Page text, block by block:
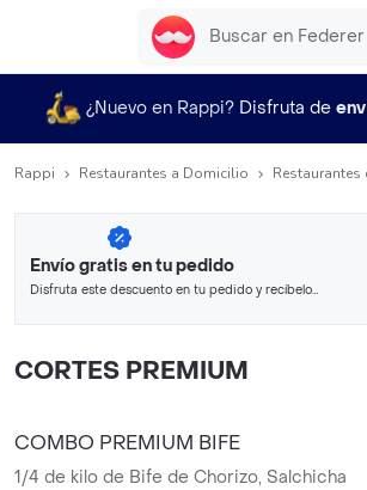
¿Nuevo en Rappi? Disfruta de
Rappi Restaurantes a Domicilio Restaurantes
Envío gratis en tu pedido
Disfruta este descuento en tu pedido y recíbelo
CORTES PREMIUM
COMBO PREMIUM BIFE
1/4 de kilo de Bife de Chorizo, Salchicha